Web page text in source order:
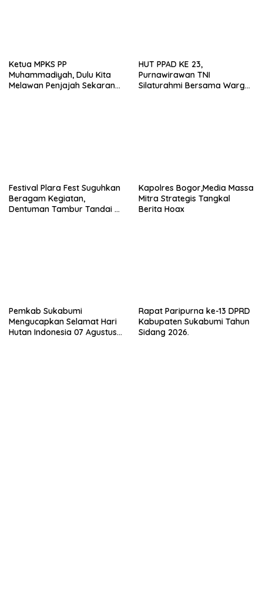
Ketua MPKS PP
Muhammadiyah, Dulu Kita
Melawan Penjajah Sekarang
HUT PPAD KE 23,
Purnawirawan TNI
Silaturahmi Bersama Warga
Festival Plara Fest Suguhkan
Beragam Kegiatan,
Dentuman Tambur Tandai di
Kapolres Bogor,Media Massa
Mitra Strategis Tangkal
Berita Hoax
Pemkab Sukabumi
Mengucapkan Selamat Hari
Hutan Indonesia 07 Agustus
Rapat Paripurna ke-13 DPRD
Kabupaten Sukabumi Tahun
Sidang 2026.